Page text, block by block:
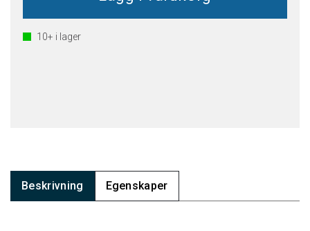
10+ i lager
Beskrivning Egenskaper